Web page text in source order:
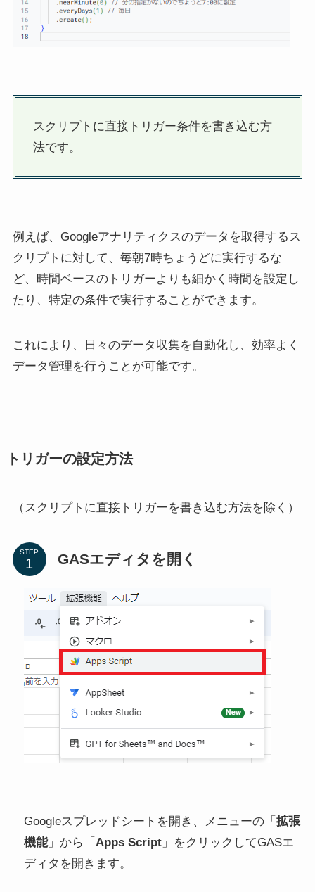
スクリプトに直接トリガー条件を書き込む方
法です。
例えば、Googleアナリティクスのデータを取得するス
クリプトに対して、毎朝7時ちょうどに実行するな
ど、時間ベースのトリガーよりも細かく時間を設定し
たり、特定の条件で実行することができます。
これにより、日々のデータ収集を自動化し、効率よく
データ管理を行うことが可能です。
トリガーの設定方法
（スクリプトに直接トリガーを書き込む方法を除く）
STEP GASエディタを開く
Googleスプレッドシートを開き、メニューの「 拡張
機能」から「 Apps Script」をクリックしてGASエ
ディタを開きます。